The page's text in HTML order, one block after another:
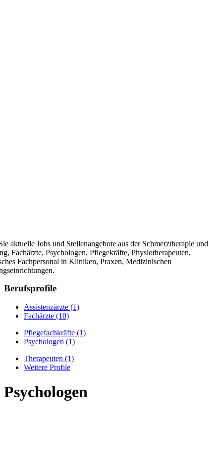
aktuelle Jobs und Stellenangebote aus der Schmerztherapie und
Fachärzte, Psychologen, Pflegekräfte, Physiotherapeuten,
Fachpersonal in Kliniken, Praxen, Medizinischen
Berufsprofile
Assistenzärzte (1)
Fachärzte (10)
Pflegefachkräfte (1)
Psychologen (1)
Therapeuten (1)
Weitere Profile
Psychologen